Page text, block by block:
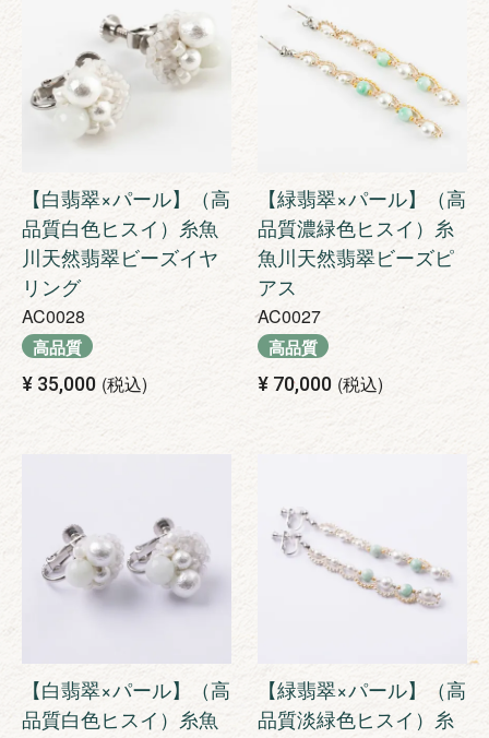
【白翡翠×パール】（高
品質白色ヒスイ）糸魚
川天然翡翠ビーズイヤ
リング
AC0028
高品質
¥ 35,000 税込
【緑翡翠×パール】（高
品質濃緑色ヒスイ）糸
魚川天然翡翠ビーズピ
アス
AC0027
高品質
¥ 70,000 税込
【白翡翠×パール】（高
品質白色ヒスイ）糸魚
【緑翡翠×パール】（高
品質淡緑色ヒスイ）糸